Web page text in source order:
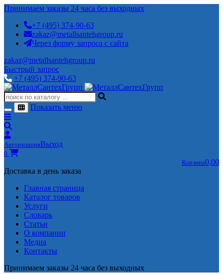
Принимаем заказы 24 часа без выходных
+7 (495) 374-90-63
zakaz@metallsantehgroup.ru
Через форму запроса с сайта
zakaz@metallsantehgroup.ru
Быстрый запрос
+7 (495) 374-90-63
Показать меню
АвторизацияВыход
0
Корзина0,00
Доставка в день заказа
Главная страница
Каталог товаров
Услуги
Словарь
Статьи
О компании
Медиа
Контакты
Принимаем заказы 24 часа без выходных